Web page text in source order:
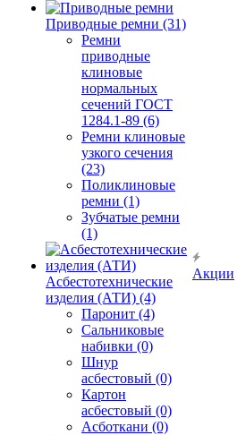
Приводные ремни (31)
Ремни
приводные
клиновые
нормальных
сечений ГОСТ
1284.1-89 (6)
Ремни клиновые
узкого сечения
(23)
Поликлиновые
ремни (1)
Зубчатые ремни
(1)
Асбестотехнические
изделия (АТИ) (4)
Паронит (4)
Сальниковые
набивки (0)
Шнур
асбестовый (0)
Картон
асбестовый (0)
Асботкани (0)
Акции